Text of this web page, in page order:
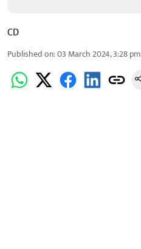
CD
Published on:03 March 2024, 3:28 pm